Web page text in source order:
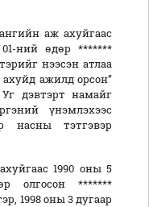
аж ахуйгаас
ний өдөр *******
нээсэн атлаа
ажилд орсон”
дэвтэрт намайг
үнэмлэхээс
насны тэтгэвэр
1990 оны 5
олгосон *******
1998 оны 3 дугаар